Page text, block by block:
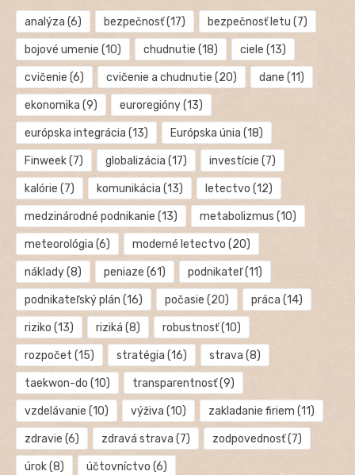
analýza (6) bezpečnosť(17) bezpečnosť letu (7)
bojové umenie (10) chudnutie (18) ciele (13)
cvičenie (6) cvičenie a chudnutie (20) dane (11)
ekonomika (9) euroregióny(13)
európska integrácia (13) Európska únia (18)
Finweek(7) globalizácia (17) investície (7)
kalórie (7) komunikácia (13) letectvo (12)
medzinárodné podnikanie (13) metabolizmus (10)
meteorológia (6) moderné letectvo (20)
náklady(8) peniaze (61) podnikateľ(11)
podnikateľský plán (16) počasie (20) práca (14)
riziko (13) riziká (8) robustnosť(10)
rozpočet (15) stratégia (16) strava (8)
taekwon-do (10) transparentnosť(9)
vzdelávanie (10) výživa (10) zakladanie firiem (11)
zdravie (6) zdravá strava (7) zodpovednosť(7)
úrok(8) účtovníctvo (6)